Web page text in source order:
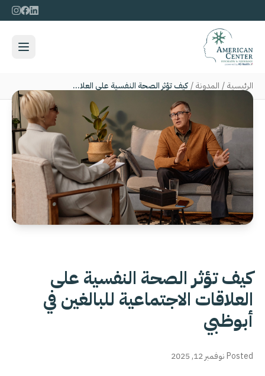
الرئيسية/ المدونة/ كيف تؤثر الصحة النفسية على العلاقات الاجتماعية للبالغين في أبوظبي
كيف تؤثر الصحة النفسية على
العلاقات الاجتماعية للبالغين في
أبوظبي
Posted نوفمبر 12, 2025